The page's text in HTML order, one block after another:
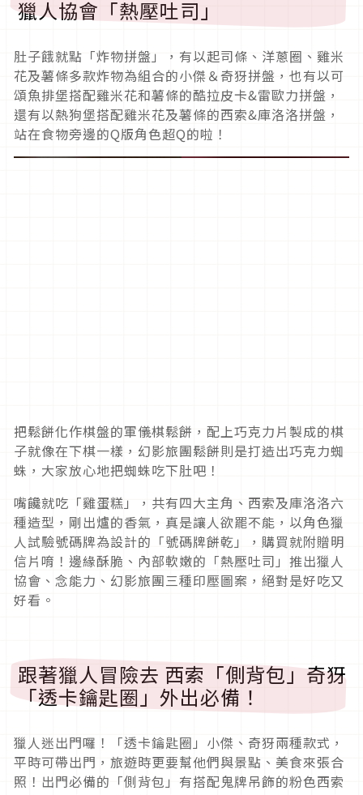
獵人協會「熱壓吐司」
肚子餓就點「炸物拼盤」，有以起司條、洋蔥圈、雞米
花及薯條多款炸物為組合的小傑＆奇犽拼盤，也有以可
頌魚排堡搭配雞米花和薯條的酷拉皮卡&雷歐力拼盤，
還有以熱狗堡搭配雞米花及薯條的西索&庫洛洛拼盤，
站在食物旁邊的Q版角色超Q的啦！
把鬆餅化作棋盤的軍儀棋鬆餅，配上巧克力片製成的棋
子就像在下棋一樣，幻影旅團鬆餅則是打造出巧克力蜘
蛛，大家放心地把蜘蛛吃下肚吧！
嘴饞就吃「雞蛋糕」，共有四大主角、西索及庫洛洛六
種造型，剛出爐的香氣，真是讓人欲罷不能，以角色獵
人試驗號碼牌為設計的「號碼牌餅乾」，購買就附贈明
信片唷！邊緣酥脆、內部軟嫩的「熱壓吐司」推出獵人
協會、念能力、幻影旅團三種印壓圖案，絕對是好吃又
好看。
跟著獵人冒險去 西索「側背包」奇犽
「透卡鑰匙圈」外出必備！
獵人迷出門囉！「透卡鑰匙圈」小傑、奇犽兩種款式，
平時可帶出門，旅遊時更要幫他們與景點、美食來張合
照！出門必備的「側背包」有搭配鬼牌吊飾的粉色西索